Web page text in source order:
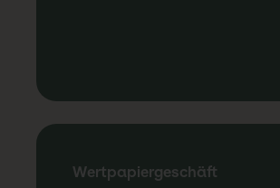
Wertpapiergeschäft